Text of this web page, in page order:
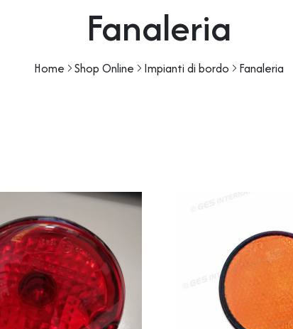
Fanaleria
Home Shop Online Impianti di bordo Fanaleria